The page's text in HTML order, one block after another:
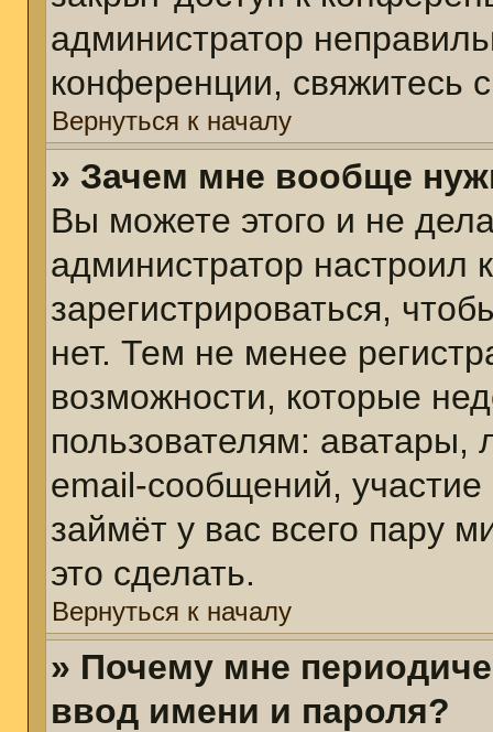
администратор
конференции, свяжитесь
Вернуться к началу
» Зачем мне вообще
Вы можете этого и не
администратор
зарегистрироваться,
нет. Тем не менее
возможности, которые
пользователям: аватары,
email-сообщений, участие
займёт у вас всего пару
это сделать.
Вернуться к началу
» Почему мне
ввод имени и пароля?